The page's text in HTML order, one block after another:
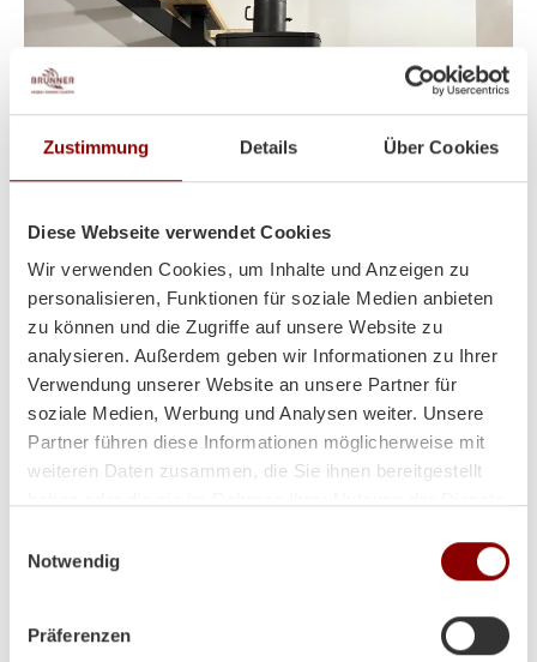
Zustimmung Details Über Cookies
Diese Webseite verwendet Cookies
Wir verwenden Cookies, um Inhalte und Anzeigen zu
personalisieren, Funktionen für soziale Medien anbieten
zu können und die Zugriffe auf unsere Website zu
analysieren. Außerdem geben wir Informationen zu Ihrer
Verwendung unserer Website an unsere Partner für
soziale Medien, Werbung und Analysen weiter. Unsere
Partner führen diese Informationen möglicherweise mit
weiteren Daten zusammen, die Sie ihnen bereitgestellt
Notwendig
Präferenzen
Heizt super und sieht auch
noch toll dabei aus!
Hallo Herr Brunner
Der Ofen steht und es wurde schon ein paar Abende